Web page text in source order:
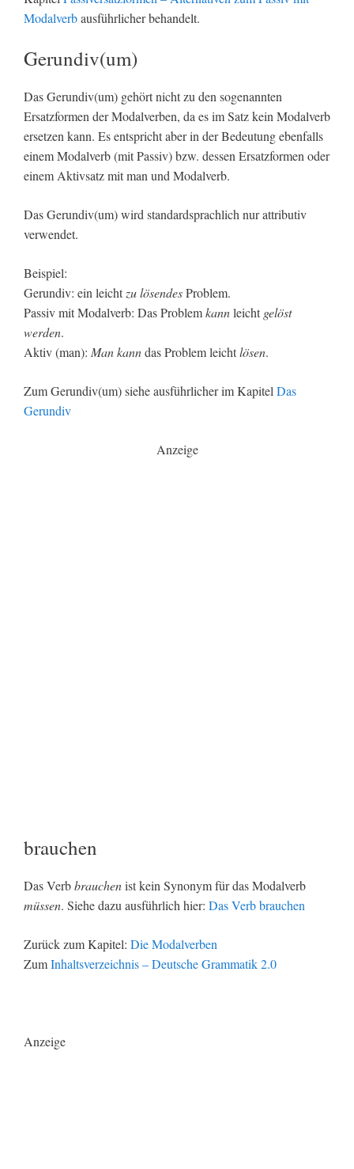
Modalverbausführlicher behandelt.
Gerundiv(um)
Das Gerundiv(um) gehört nicht zu den sogenannten
Ersatzformen der Modalverben, da es im Satz kein Modalverb
ersetzen kann. Es entspricht aber in der Bedeutung ebenfalls
einem Modalverb (mit Passiv) bzw. dessen Ersatzformen oder
einem Aktivsatz mit man und Modalverb.
Das Gerundiv(um) wird standardsprachlich nur attributiv
verwendet.
Beispiel:
Gerundiv: ein leicht zu lösendesProblem.
Passiv mit Modalverb: Das Problemkannleicht gelöst
werden.
Aktiv (man): Man kanndas Problem leichtlösen.
Zum Gerundiv(um) siehe ausführlicher im Kapitel Das
Gerundiv
Anzeige
brauchen
Das Verbbrauchenist kein Synonym für das Modalverb
müssen. Siehe dazu ausführlich hier: Das Verb brauchen
Zurück zum Kapitel: Die Modalverben
ZumInhaltsverzeichnis – Deutsche Grammatik 2.0
Anzeige